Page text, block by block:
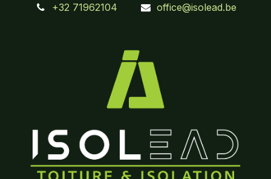
+32 71962104
office@isolead.be